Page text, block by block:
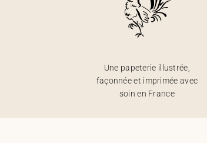
Une papeterie illustrée,
façonnée et imprimée avec
soin en France